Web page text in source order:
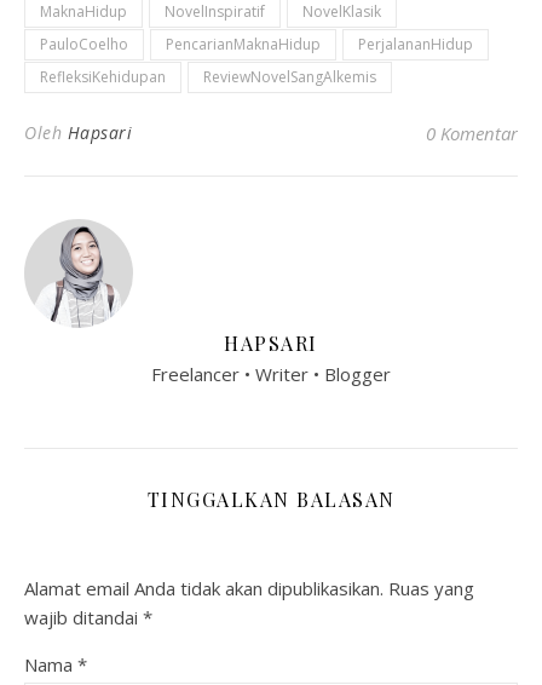
MaknaHidup
NovelInspiratif
NovelKlasik
PauloCoelho
PencarianMaknaHidup
PerjalananHidup
RefleksiKehidupan
ReviewNovelSangAlkemis
Oleh Hapsari 0 Komentar
HAPSARI
Freelancer • Writer • Blogger
TINGGALKAN BALASAN
Alamat email Anda tidak akan dipublikasikan. Ruas yang
wajib ditandai *
Nama *